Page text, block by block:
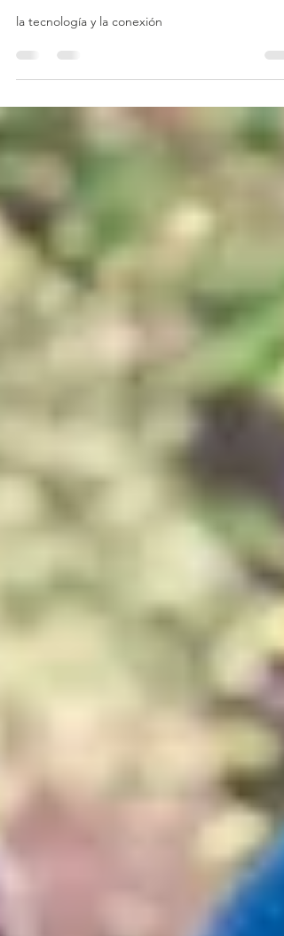
¿Qué tan
estamos?